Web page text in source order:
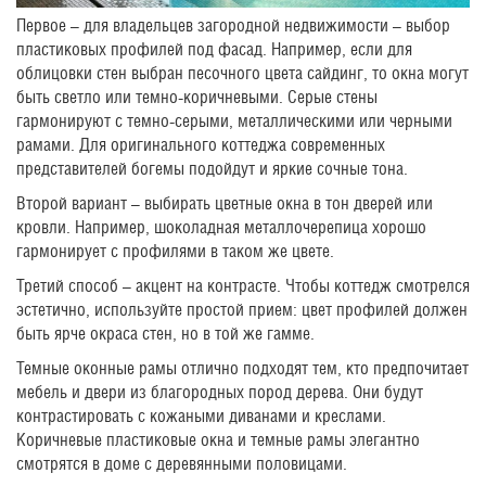
Первое – для владельцев загородной недвижимости – выбор
пластиковых профилей под фасад. Например, если для
облицовки стен выбран песочного цвета сайдинг, то окна могут
быть светло или темно-коричневыми. Серые стены
гармонируют с темно-серыми, металлическими или черными
рамами. Для оригинального коттеджа современных
представителей богемы подойдут и яркие сочные тона.
Второй вариант – выбирать цветные окна в тон дверей или
кровли. Например, шоколадная металлочерепица хорошо
гармонирует с профилями в таком же цвете.
Третий способ – акцент на контрасте. Чтобы коттедж смотрелся
эстетично, используйте простой прием: цвет профилей должен
быть ярче окраса стен, но в той же гамме.
Темные оконные рамы отлично подходят тем, кто предпочитает
мебель и двери из благородных пород дерева. Они будут
контрастировать с кожаными диванами и креслами.
Коричневые пластиковые окна и темные рамы элегантно
смотрятся в доме с деревянными половицами.